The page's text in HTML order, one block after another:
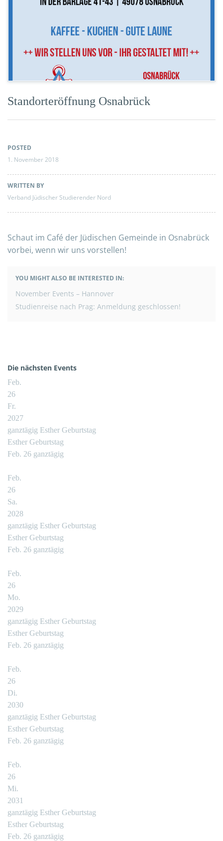
Standorteröffnung Osnabrück
POSTED
1. November 2018
WRITTEN BY
Verband Jüdischer Studierender Nord
Schaut im Café der Jüdischen Gemeinde in Osnabrück
vorbei, wenn wir uns vorstellen!
YOU MIGHT ALSO BE INTERESTED IN:
BEITRAGSNAVIGATION
November Events – Hannover
Studienreise nach Prag: Anmeldung geschlossen!
Die nächsten Events
Feb.
26
Fr.
2027
ganztägig Esther Geburtstag
Esther Geburtstag
Feb. 26 ganztägig
Feb.
26
Sa.
2028
ganztägig Esther Geburtstag
Esther Geburtstag
Feb. 26 ganztägig
Feb.
26
Mo.
2029
ganztägig Esther Geburtstag
Esther Geburtstag
Feb. 26 ganztägig
Feb.
26
Di.
2030
ganztägig Esther Geburtstag
Esther Geburtstag
Feb. 26 ganztägig
Feb.
26
Mi.
2031
ganztägig Esther Geburtstag
Esther Geburtstag
Feb. 26 ganztägig